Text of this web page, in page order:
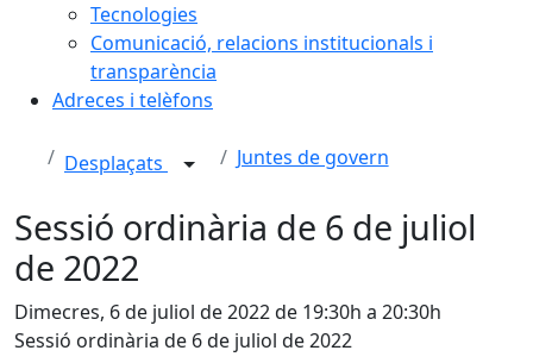
Tecnologies
Comunicació, relacions institucionals i
transparència
Adreces i telèfons
Desplaçats Juntes de govern
Sessió ordinària de 6 de juliol
de 2022
Dimecres, 6 de juliol de 2022 de 19:30h a 20:30h
Sessió ordinària de 6 de juliol de 2022